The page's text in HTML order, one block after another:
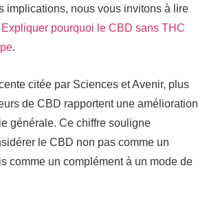
implications, nous vous invitons à lire
Expliquer pourquoi le CBD sans THC
.
citée par Sciences et Avenir, plus
de CBD rapportent une amélioration
générale. Ce chiffre souligne
le CBD non pas comme un
comme un complément à un mode de